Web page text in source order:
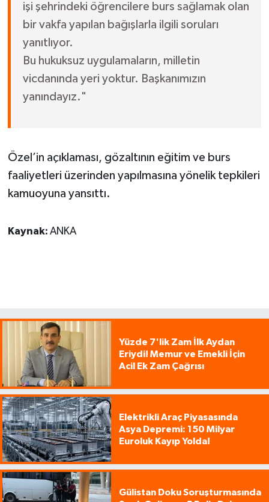
işi şehrindeki öğrencilere burs sağlamak olan
bir vakfa yapılan bağışlarla ilgili soruları
yanıtlıyor.
Bu hukuksuz uygulamaların, milletin
vicdanında yeri yoktur. Başkanımızın
yanındayız."
Özel’in açıklaması, gözaltının eğitim ve burs
faaliyetleri üzerinden yapılmasına yönelik tepkileri
kamuoyuna yansıttı.
Kaynak: ANKA
Yüzde 7'lik Zam İlk Aydan
Eriydi! Memur ve Emekli İçin
Acil Ek Zam Çağrısı
Elektrikli Araç Piyasasında
Asya Depremi: 150 Milyar
Euroluk Kayıp Yolda!
Gülistan Doku Soruşturmasında